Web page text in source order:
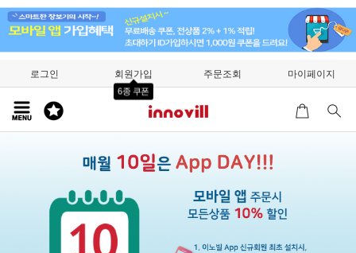
로그인 회원가입
6종 쿠폰
주문조회 마이페이지